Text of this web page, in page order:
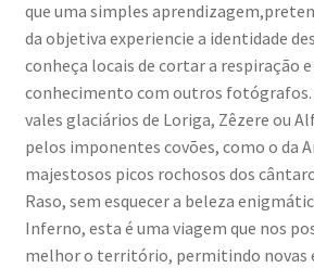
que uma simples
da objetiva experiencie a identidade
conheça locais de cortar a respiração
conhecimento com outros fotógrafos.
vales glaciários de Loriga, Zêzere ou
pelos imponentes covões, como o da
majestosos picos rochosos dos
Raso, sem esquecer a beleza
Inferno, esta é uma viagem que nos
melhor o território, permitindo novas